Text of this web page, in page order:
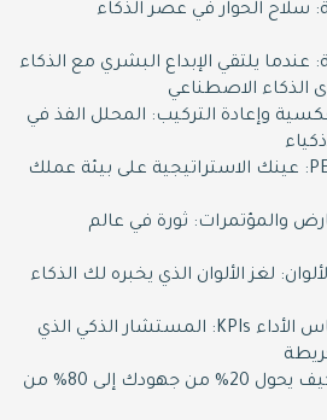
سلاح الحوار في عصر الذكاء
عندما يلتقي الإبداع البشري مع الذكاء
الذكاء الاصطناعي
وإعادة التركيب: المحلل الفذ في
خبير تحليل PESTEL: عينك الاستراتيجية على بيئة عملك
والمؤتمرات: ثورة في عالم
لغز الألوان الذي يخبره لك الذكاء
خبير مؤشرات قياس الأداء KPIs: المستشار الذكي الذي
خبير مبدأ باريتو: كيف يحول 20% من جهودك إلى 80% من